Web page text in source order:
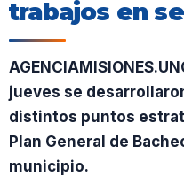
trabajos en
jueves se
distintos puntos
Plan General de
municipio.